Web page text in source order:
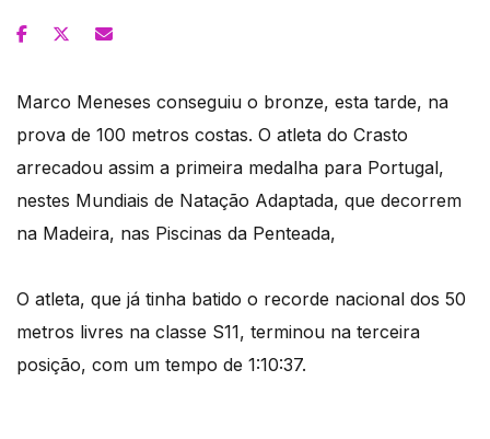
Marco Meneses conseguiu o bronze, esta tarde, na
prova de 100 metros costas. O atleta do Crasto
arrecadou assim a primeira medalha para Portugal,
nestes Mundiais de Natação Adaptada, que decorrem
na Madeira, nas Piscinas da Penteada,
O atleta, que já tinha batido o recorde nacional dos 50
metros livres na classe S11, terminou na terceira
posição, com um tempo de 1:10:37.